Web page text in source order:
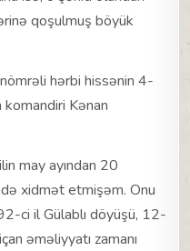
qoşulmuş böyük
hərbi hissənin 4-
Kənan
may ayından 20
xidmət etmişəm. Onu
ci il Gülablı döyüşü, 12-
əməliyyatı zamanı